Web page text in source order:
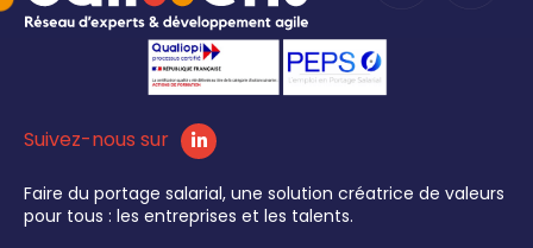
Suivez-nous sur
Faire du portage salarial, une solution créatrice de valeurs
pour tous : les entreprises et les talents.